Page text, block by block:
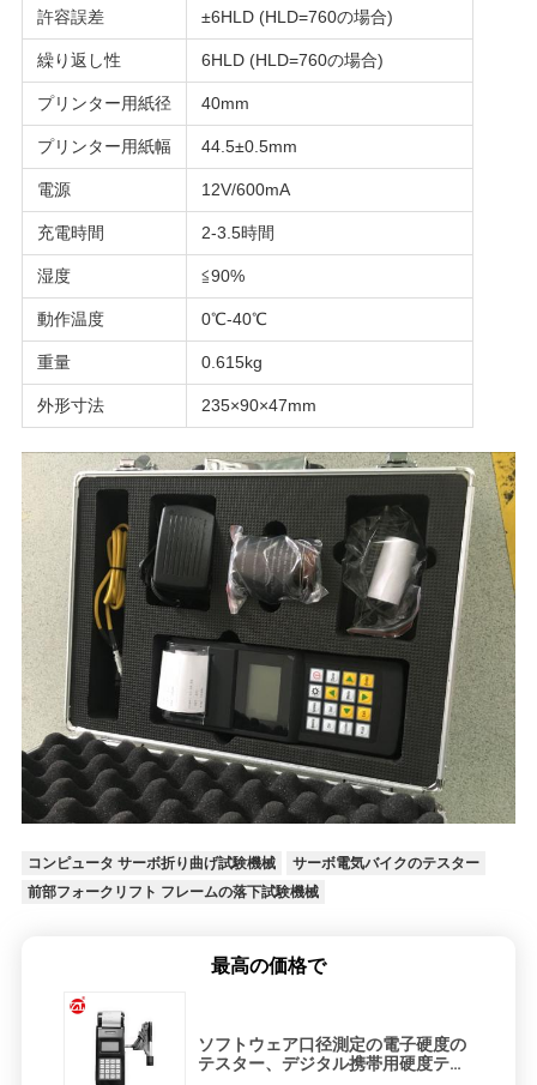
用
を
要
求
し
な
さ
い
VR
SHOW
SITEMAP
PRIVACY
POLICY
許容誤差 ±6HLD (HLD=760の場合)
繰り返し性 6HLD (HLD=760の場合)
プリンター用紙径 40mm
プリンター用紙幅 44.5±0.5mm
電源 12V/600mA
充電時間 2-3.5時間
湿度 ≦90%
動作温度 0℃-40℃
重量 0.615kg
外形寸法 235×90×47mm
コンピュータ サーボ折り曲げ試験機械
サーボ電気バイクのテスター
前部フォークリフト フレームの落下試験機械
最高の価格で
ソフトウェア口径測定の電子硬度の
テスター、デジタル携帯用硬度テス